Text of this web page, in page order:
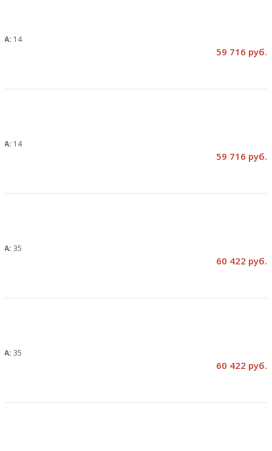
А: 14
59 716 руб.
А: 14
59 716 руб.
А: 35
60 422 руб.
А: 35
60 422 руб.